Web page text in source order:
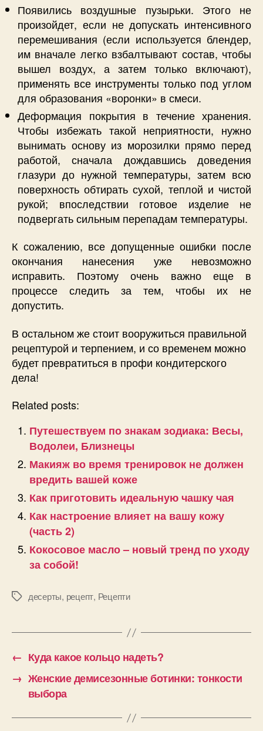
Появились воздушные пузырьки. Этого не
произойдет, если не допускать интенсивного
перемешивания (если используется блендер,
им вначале легко взбалтывают состав, чтобы
вышел воздух, а затем только включают),
применять все инструменты только под углом
для образования «воронки» в смеси.
Деформация покрытия в течение хранения.
Чтобы избежать такой неприятности, нужно
вынимать основу из морозилки прямо перед
работой, сначала дождавшись доведения
глазури до нужной температуры, затем всю
поверхность обтирать сухой, теплой и чистой
рукой; впоследствии готовое изделие не
подвергать сильным перепадам температуры.
К сожалению, все допущенные ошибки после
окончания нанесения уже невозможно
исправить. Поэтому очень важно еще в
процессе следить за тем, чтобы их не
допустить.
В остальном же стоит вооружиться правильной
рецептурой и терпением, и со временем можно
будет превратиться в профи кондитерского
дела!
Related posts:
Путешествуем по знакам зодиака: Весы,
Водолеи, Близнецы
Макияж во время тренировок не должен
вредить вашей коже
Как приготовить идеальную чашку чая
Как настроение влияет на вашу кожу
(часть 2)
Кокосовое масло – новый тренд по уходу
за собой!
Позначки
десерты, рецепт, Рецепти
← Куда какое кольцо надеть?
→ Женские демисезонные ботинки: тонкости
выбора